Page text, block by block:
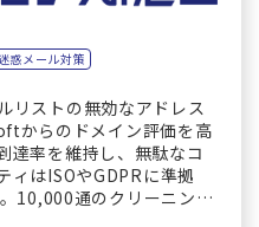
惑メール対策
リストの無効なアドレス
からのドメイン評価を高
達率を維持し、無駄なコ
ィはISOやGDPRに準拠
10,000通のクリーニング